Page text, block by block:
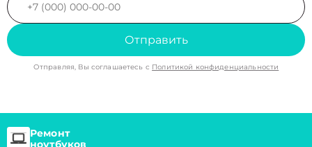
Отправить
Отправляя, Вы соглашаетесь с Политикой конфиденциальности
Ремонт
ноутбуков